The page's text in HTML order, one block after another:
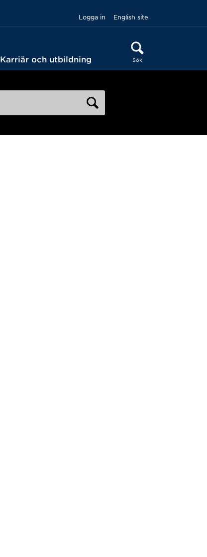
Logga in English site
Karriär och utbildning Sök